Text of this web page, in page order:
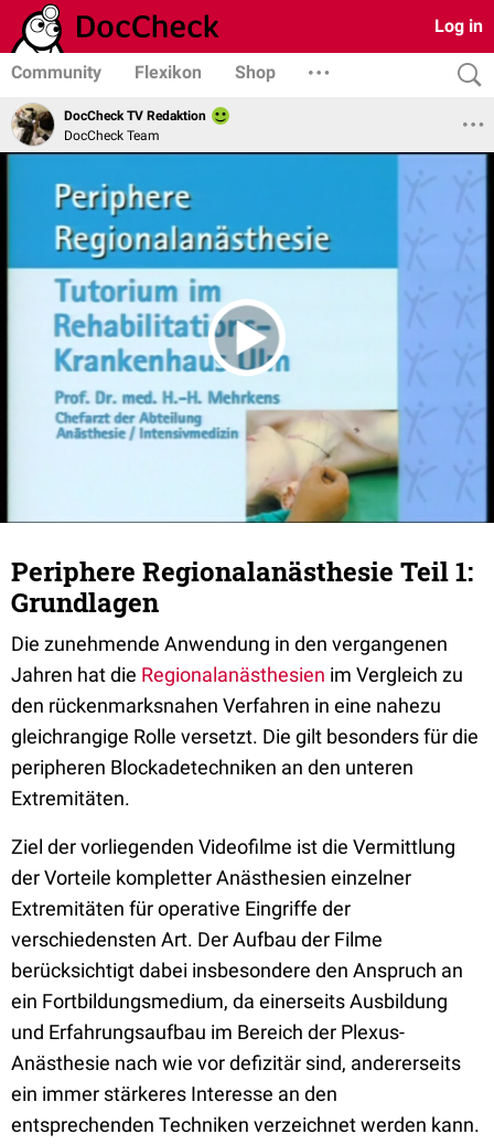
Log in
Community Flexikon Shop
DocCheck TV Redaktion
DocCheck Team
Periphere Regionalanästhesie Teil 1:
Grundlagen
Die zunehmende Anwendung in den vergangenen
Jahren hat die Regionalanästhesien im Vergleich zu
den rückenmarksnahen Verfahren in eine nahezu
gleichrangige Rolle versetzt. Die gilt besonders für die
peripheren Blockadetechniken an den unteren
Extremitäten.
Ziel der vorliegenden Videofilme ist die Vermittlung
der Vorteile kompletter Anästhesien einzelner
Extremitäten für operative Eingriffe der
verschiedensten Art. Der Aufbau der Filme
berücksichtigt dabei insbesondere den Anspruch an
ein Fortbildungsmedium, da einerseits Ausbildung
und Erfahrungsaufbau im Bereich der Plexus-
Anästhesie nach wie vor defizitär sind, andererseits
ein immer stärkeres Interesse an den
entsprechenden Techniken verzeichnet werden kann.